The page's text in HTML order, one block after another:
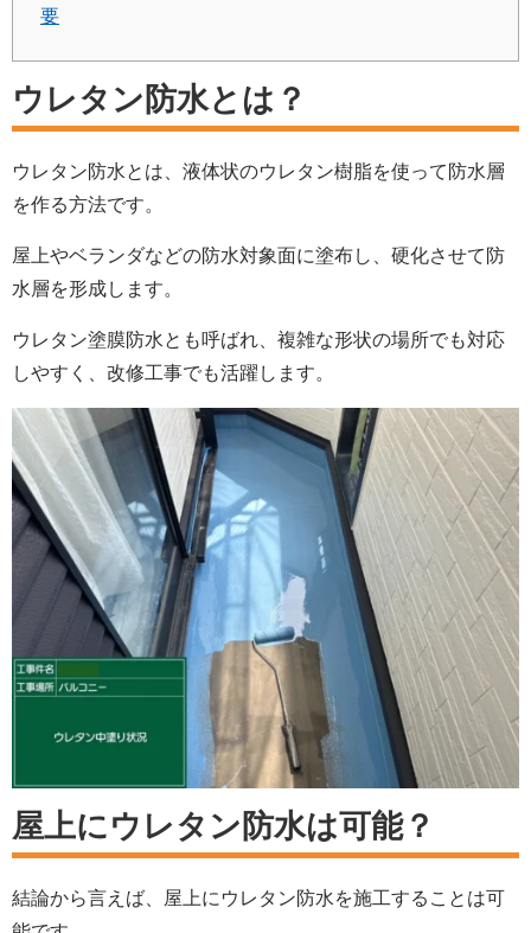
要
ウレタン防水とは？
ウレタン防水とは、液体状のウレタン樹脂を使って防水層
を作る方法です。
屋上やベランダなどの防水対象面に塗布し、硬化させて防
水層を形成します。
ウレタン塗膜防水とも呼ばれ、複雑な形状の場所でも対応
しやすく、改修工事でも活躍します。
屋上にウレタン防水は可能？
結論から言えば、屋上にウレタン防水を施工することは可